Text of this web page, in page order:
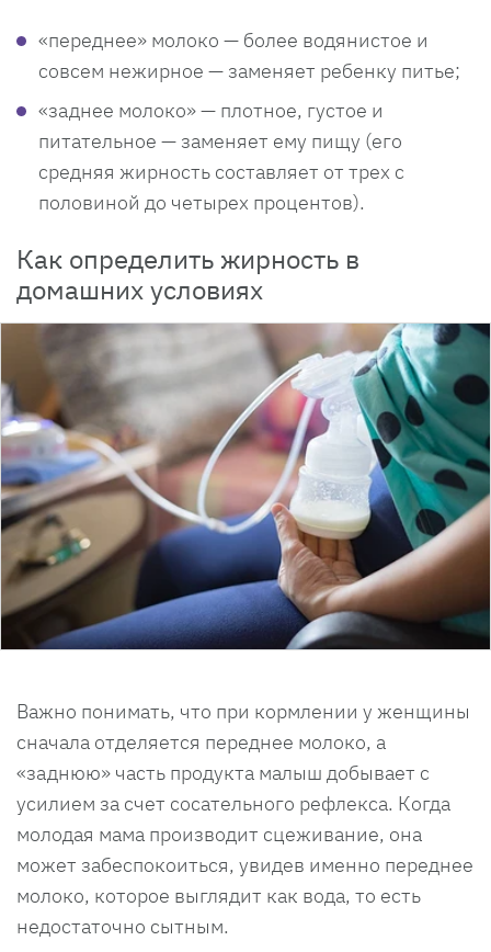
«переднее» молоко — более водянистое и
совсем нежирное — заменяет ребенку питье;
«заднее молоко» — плотное, густое и
питательное — заменяет ему пищу (его
средняя жирность составляет от трех с
половиной до четырех процентов).
Как определить жирность в
домашних условиях
Важно понимать, что при кормлении у женщины
сначала отделяется переднее молоко, а
«заднюю» часть продукта малыш добывает с
усилием за счет сосательного рефлекса. Когда
молодая мама производит сцеживание, она
может забеспокоиться, увидев именно переднее
молоко, которое выглядит как вода, то есть
недостаточно сытным.